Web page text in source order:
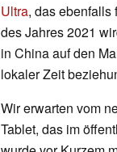
Ultra, das ebenfalls
des Jahres 2021
in China auf den
lokaler Zeit
Wir erwarten vom
Tablet, das im